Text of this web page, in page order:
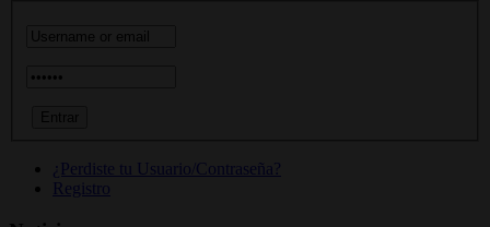
¿Perdiste tu Usuario/Contraseña?
Registro